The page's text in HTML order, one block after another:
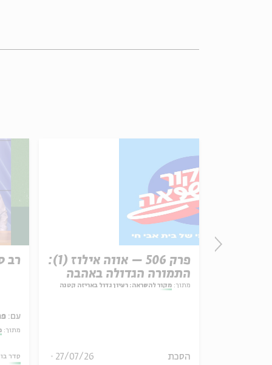
רב
עם:
מתוך:
סדר
פרק 506 – אווה אילוז (1):
התמורה הגדולה באהבה
מתוך: מקור להשראה: רעיון גדול באריזה קטנה
הסכת 27/07/26